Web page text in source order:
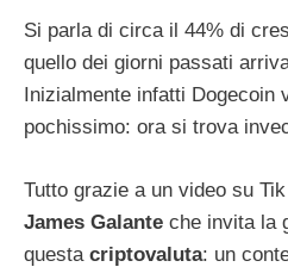
Si parla di circa il 44% di
quello dei giorni passati
Inizialmente infatti Dogecoin
pochissimo: ora si trova
Tutto grazie a un video su
James Galante che invita la
questa criptovaluta: un